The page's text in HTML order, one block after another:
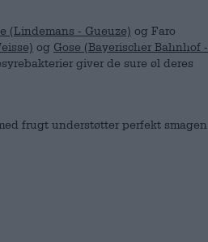
(Lindemans - Gueuze) og Faro
og Gose (Bayerischer Bahnhof -
giver de sure øl deres
frugt understøtter perfekt smagen